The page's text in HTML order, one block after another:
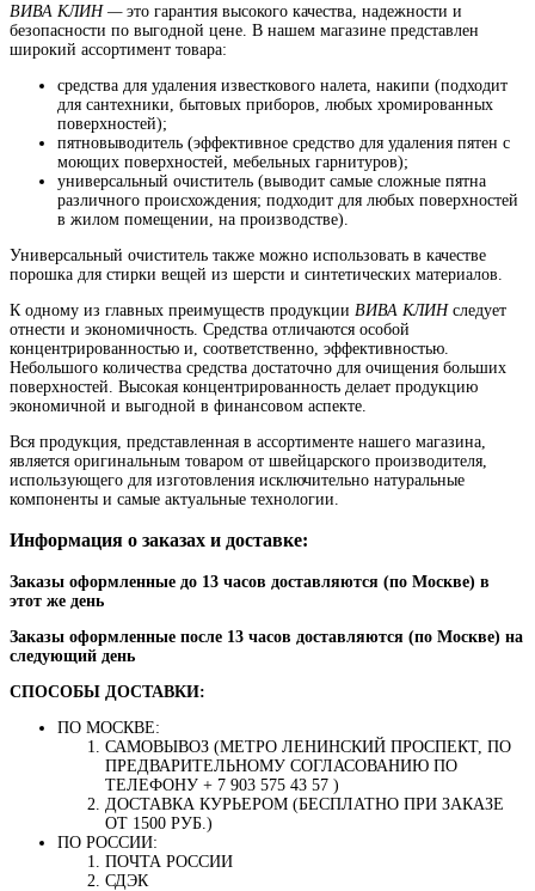
ВИВА КЛИН —это гарантия высокого качества, надежности и
безопасности по выгодной цене. В нашем магазине представлен
широкий ассортимент товара:
средства для удаления известкового налета, накипи (подходит
для сантехники, бытовых приборов, любых хромированных
поверхностей);
пятновыводитель (эффективное средство для удаления пятен с
моющих поверхностей, мебельных гарнитуров);
универсальный очиститель (выводит самые сложные пятна
различного происхождения; подходит для любых поверхностей
в жилом помещении, на производстве).
Универсальный очиститель также можно использовать в качестве
порошка для стирки вещей из шерсти и синтетических материалов.
К одному из главных преимуществ продукции ВИВА КЛИНследует
отнести и экономичность. Средства отличаются особой
концентрированностью и, соответственно, эффективностью.
Небольшого количества средства достаточно для очищения больших
поверхностей. Высокая концентрированность делает продукцию
экономичной и выгодной в финансовом аспекте.
Вся продукция, представленная в ассортименте нашего магазина,
является оригинальным товаром от швейцарского производителя,
использующего для изготовления исключительно натуральные
компоненты и самые актуальные технологии.
Информация о заказах и доставке:
Заказы оформленные до 13 часов доставляются (по Москве) в
этот же день
Заказы оформленные после 13 часов доставляются (по Москве) на
следующий день
СПОСОБЫ ДОСТАВКИ:
ПО МОСКВЕ:
САМОВЫВОЗ (МЕТРО ЛЕНИНСКИЙ ПРОСПЕКТ, ПО
ПРЕДВАРИТЕЛЬНОМУ СОГЛАСОВАНИЮ ПО
ТЕЛЕФОНУ + 7 903 575 43 57 )
ДОСТАВКА КУРЬЕРОМ (БЕСПЛАТНО ПРИ ЗАКАЗЕ
ОТ 1500 РУБ.)
ПО РОССИИ:
ПОЧТА РОССИИ
СДЭК